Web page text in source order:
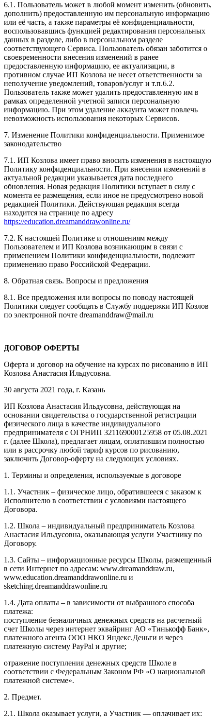
6.1. Пользователь может в любой момент изменить (обновить,
дополнить) предоставленную им персональную информацию
или её часть, а также параметры её конфиденциальности,
воспользовавшись функцией редактирования персональных
данных в разделе, либо в персональном разделе
соответствующего Сервиса. Пользователь обязан заботится о
своевременности внесения изменений в ранее
предоставленную информацию, ее актуализации, в
противном случае ИП Козлова не несет ответственности за
неполучение уведомлений, товаров/услуг и т.п.6.2.
Пользователь также может удалить предоставленную им в
рамках определенной учетной записи персональную
информацию. При этом удаление аккаунта может повлечь
невозможность использования некоторых Сервисов.
7. Изменение Политики конфиденциальности. Применимое
законодательство
7.1. ИП Козлова имеет право вносить изменения в настоящую
Политику конфиденциальности. При внесении изменений в
актуальной редакции указывается дата последнего
обновления. Новая редакция Политики вступает в силу с
момента ее размещения, если иное не предусмотрено новой
редакцией Политики. Действующая редакция всегда
находится на странице по адресу
https://education.dreamanddrawonline.ru/
7.2. К настоящей Политике и отношениям между
Пользователем и ИП Козлова возникающим в связи с
применением Политики конфиденциальности, подлежит
применению право Российской Федерации.
8. Обратная связь. Вопросы и предложения
8.1. Все предложения или вопросы по поводу настоящей
Политики следует сообщать в Службу поддержки ИП Козлов
по электронной почте dreamanddraw@mail.ru
ДОГОВОР ОФЕРТЫ
Оферта и договор на обучение на курсах по рисованию в ИП
Козлова Анастасия Ильдусовна.
30 августа 2021 года, г. Казань
ИП Козлова Анастасия Ильдусовна, действующая на
основании свидетельства о государственной регистрации
физического лица в качестве индивидуального
предпринимателя с ОГРНИП 321169000125958 от 05.08.2021
г. (далее Школа), предлагает лицам, оплатившим полностью
или в рассрочку любой тариф курсов по рисованию,
заключить Договор-оферту на следующих условиях.
1. Термины и определения, используемые в договоре
1.1. Участник – физическое лицо, обратившееся с заказом к
Исполнителю в соответствии с условиями настоящего
Договора.
1.2. Школа – индивидуальный предприниматель Козлова
Анастасия Ильдусовна, оказывающая услуги Участнику по
Договору.
1.3. Сайты – информационные ресурсы Школы, размещенный
в сети Интернет по адресам: www.dreamanddraw.ru,
www.education.dreamanddrawonline.ru и
sketching.dreamanddrawonline.ru
1.4. Дата оплаты – в зависимости от выбранного способа
платежа:
поступление безналичных денежных средств на расчетный
счет Школы через интернет эквайринг АО «Тинькофф Банк»,
платежного агента ООО НКО Яндекс.Деньги и через
платежную систему PayPal и другие;
отражение поступления денежных средств Школе в
соответствии с Федеральным Законом РФ «О национальной
платежной системе».
2. Предмет.
2.1. Школа оказывает услуги, а Участник — оплачивает их: